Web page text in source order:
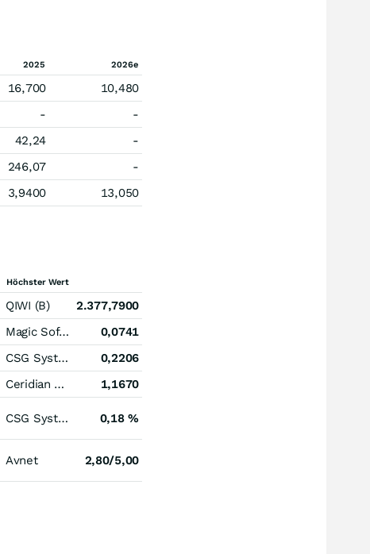
2025 2026e
16,700
10,480
-
-
42,24
-
246,07
-
3,9400 13,050
Höchster Wert
QIWI (B)
2.377,7900
Magic Software Enterprises
0,0741
CSG Systems International
0,2206
Ceridian HCM Holding
1,1670
CSG Systems International 0,18 %
Avnet 2,80/5,00